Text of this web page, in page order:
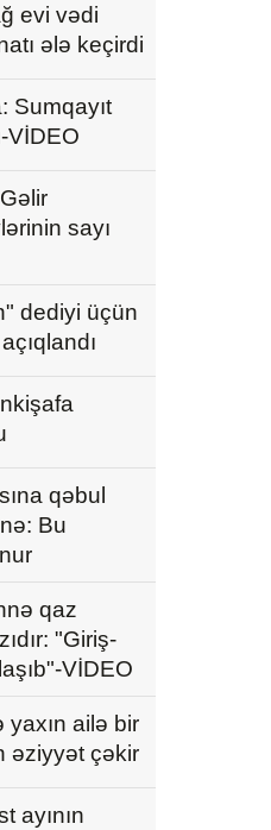
evi vədi
ələ keçirdi
Sumqayıt
VİDEO
sayı
dediyi üçün
qəbul
Bu
qaz
"Giriş-
VİDEO
yaxın ailə bir
əziyyət çəkir
ayının